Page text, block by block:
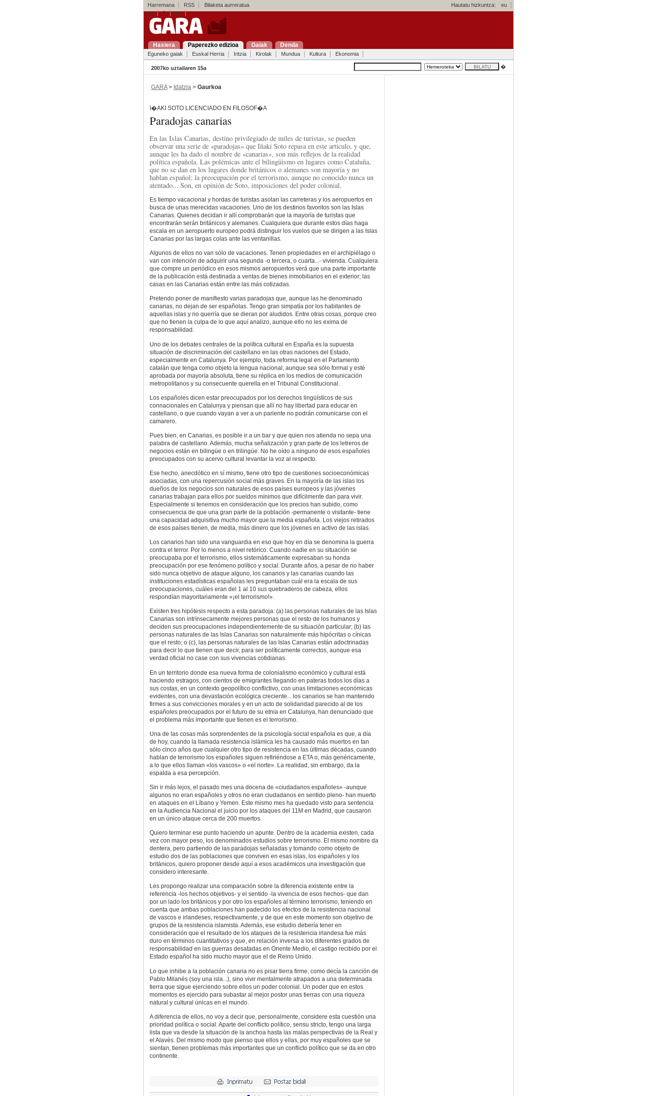
Harremana RSS Bilaketa aurreratua Hautatu hizkuntza:
eu
es
fr en
Hasiera Paperezko edizioa Gaiak Denda
Eguneko gaiak Euskal Herria Iritzia Kirolak Mundua Kultura Ekonomia
2007ko uztailaren 15a �
GARA> Idatzia > Gaurkoa
I�AKI SOTO LICENCIADO EN FILOSOF�A
Paradojas canarias
En las Islas Canarias, destino privilegiado de miles de turistas, se pueden
observar una serie de «paradojas» que Iñaki Soto repasa en este artículo, y que,
aunque les ha dado el nombre de «canarias», son más reflejos de la realidad
política española. Las polémicas ante el bilingüismo en lugares como Cataluña,
que no se dan en los lugares donde británicos o alemanes son mayoría y no
hablan español; la preocupación por el terrorismo, aunque no conocido nunca un
atentado... Son, en opinión de Soto, imposiciones del poder colonial.
Es tiempo vacacional y hordas de turistas asolan las carreteras y los aeropuertos en
busca de unas merecidas vacaciones. Uno de los destinos favoritos son las Islas
Canarias. Quienes decidan ir allí comprobarán que la mayoría de turistas que
encontrarán serán británicos y alemanes. Cualquiera que durante estos días haga
escala en un aeropuerto europeo podrá distinguir los vuelos que se dirigen a las Islas
Canarias por las largas colas ante las ventanillas.
Algunos de ellos no van sólo de vacaciones. Tenen propiedades en el archipiélago o
van con intención de adquirir una segunda -o tercera, o cuarta...- vivienda. Cualquiera
que compre un periódico en esos mismos aeropuertos verá que una parte importante
de la publicación está destinada a ventas de bienes inmobiliarios en el exterior; las
casas en las Canarias están entre las más cotizadas.
Pretendo poner de manifiesto varias paradojas que, aunque las he denominado
canarias, no dejan de ser españolas. Tengo gran simpatía por los habitantes de
aquellas islas y no querría que se dieran por aludidos. Entre otras cosas, porque creo
que no tienen la culpa de lo que aquí analizo, aunque ello no les exima de
responsabilidad.
Uno de los debates centrales de la política cultural en España es la supuesta
situación de discriminación del castellano en las otras naciones del Estado,
especialmente en Catalunya. Por ejemplo, toda reforma legal en el Parlamento
catalán que tenga como objeto la lengua nacional, aunque sea sólo formal y esté
aprobada por mayoría absoluta, tiene su réplica en los medios de comunicación
metropolitanos y su consecuente querella en el Tribunal Constitucional.
Los españoles dicen estar preocupados por los derechos lingüísticos de sus
connacionales en Catalunya y piensan que allí no hay libertad para educar en
castellano, o que cuando vayan a ver a un pariente no podrán comunicarse con el
camarero.
Pues bien, en Canarias, es posible ir a un bar y que quien nos atienda no sepa una
palabra de castellano. Además, mucha señalización y gran parte de los letreros de
negocios están en bilingüe o en trilingüe. No he oído a ninguno de esos españoles
preocupados con su acervo cultural levantar la voz al respecto.
Ese hecho, anecdótico en sí mismo, tiene otro tipo de cuestiones socioeconómicas
asociadas, con una repercusión social más graves. En la mayoría de las islas los
dueños de los negocios son naturales de esos países europeos y las jóvenes
canarias trabajan para ellos por sueldos mínimos que difícilmente dan para vivir.
Especialmente si tenemos en consideración que los precios han subido, como
consecuencia de que una gran parte de la población -permanente o visitante- tiene
una capacidad adquisitiva mucho mayor que la media española. Los viejos retirados
de esos países tienen, de media, más dinero que los jóvenes en activo de las islas.
Los canarios han sido una vanguardia en eso que hoy en día se denomina la guerra
contra el terror. Por lo menos a nivel retórico. Cuando nadie en su situación se
preocupaba por el terrorismo, ellos sistemáticamente expresaban su honda
preocupación por ese fenómeno político y social. Durante años, a pesar de no haber
sido nunca objetivo de ataque alguno, los canarios y las canarias cuando las
instituciones estadísticas españolas les preguntaban cuál era la escala de sus
preocupaciones, cuáles eran del 1 al 10 sus quebraderos de cabeza, ellos
respondían mayoritariamente «¡el terrorismo!».
Existen tres hipótesis respecto a esta paradoja: (a) las personas naturales de las Islas
Canarias son intrínsecamente mejores personas que el resto de los humanos y
deciden sus preocupaciones independientemente de su situación particular; (b) las
personas naturales de las Islas Canarias son naturalmente más hipócritas o cínicas
que el resto; o (c), las personas naturales de las Islas Canarias están adoctrinadas
para decir lo que tienen que decir, para ser políticamente correctos, aunque esa
verdad oficial no case con sus vivencias cotidianas.
En un territorio donde esa nueva forma de colonialismo económico y cultural está
haciendo estragos, con cientos de emigrantes llegando en pateras todos los días a
sus costas, en un contexto geopolítico conflictivo, con unas limitaciones económicas
evidentes, con una devastación ecológica creciente... los canarios se han mantenido
firmes a sus convicciones morales y en un acto de solidaridad parecido al de los
españoles preocupados por el futuro de su etnia en Catalunya, han denunciado que
el problema más importante que tienen es el terrorismo.
Una de las cosas más sorprendentes de la psicología social española es que, a día
de hoy, cuando la llamada resistencia islámica les ha causado más muertos en tan
sólo cinco años que cualquier otro tipo de resistencia en las últimas décadas, cuando
hablan de terrorismo los españoles siguen refiriéndose a ETA o, más genéricamente,
a lo que ellos llaman «los vascos» o «el norte». La realidad, sin embargo, da la
espalda a esa percepción.
Sin ir más lejos, el pasado mes una docena de «ciudadanos españoles» -aunque
algunos no eran españoles y otros no eran ciudadanos en sentido pleno- han muerto
en ataques en el Líbano y Yemen. Este mismo mes ha quedado visto para sentencia
en la Audiencia Nacional el juicio por los ataques del 11M en Madrid, que causaron
en un único ataque cerca de 200 muertos.
Quiero terminar ese punto haciendo un apunte. Dentro de la academia existen, cada
vez con mayor peso, los denominados estudios sobre terrorismo. El mismo nombre da
dentera, pero partiendo de las paradojas señaladas y tomando como objeto de
estudio dos de las poblaciones que conviven en esas islas, los españoles y los
británicos, quiero proponer desde aquí a esos académicos una investigación que
considero interesante.
Les propongo realizar una comparación sobre la diferencia existente entre la
referencia -los hechos objetivos- y el sentido -la vivencia de esos hechos- que dan
por un lado los británicos y por otro los españoles al término terrorismo, teniendo en
cuenta que ambas poblaciones han padecido los efectos de la resistencia nacional
de vascos e irlandeses, respectivamente, y de que en este momento son objetivo de
grupos de la resistencia islamista. Además, ese estudio debería tener en
consideración que el resultado de los ataques de la resistencia irlandesa fue más
duro en términos cuantitativos y que, en relación inversa a los diferentes grados de
responsabilidad en las guerras desatadas en Oriente Medio, el castigo recibido por el
Estado español ha sido mucho mayor que el de Reino Unido.
Lo que inhibe a la población canaria no es pisar tierra firme, como decía la canción de
Pablo Milanés (soy una isla...), sino vivir mentalmente atrapados a una determinada
tierra que sigue ejerciendo sobre ellos un poder colonial. Un poder que en estos
momentos es ejercido para subastar al mejor postor unas tierras con una riqueza
natural y cultural únicas en el mundo.
A diferencia de ellos, no voy a decir que, personalmente, considere esta cuestión una
prioridad política o social. Aparte del conflicto político, sensu stricto, tengo una larga
lista que va desde la situación de la anchoa hasta las malas perspectivas de la Real y
el Alavés. Del mismo modo que pienso que ellos y ellas, por muy españoles que se
sientan, tienen problemas más importantes que un conflicto político que se da en otro
continente.